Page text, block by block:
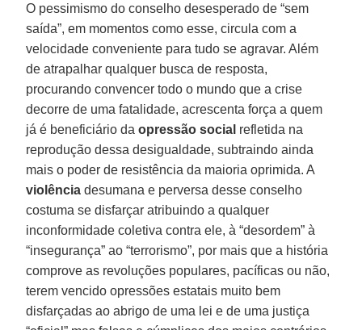
O pessimismo do conselho desesperado de “sem
saída”, em momentos como esse, circula com a
velocidade conveniente para tudo se agravar. Além
de atrapalhar qualquer busca de resposta,
procurando convencer todo o mundo que a crise
decorre de uma fatalidade, acrescenta força a quem
já é beneficiário daopressão social refletida na
reprodução dessa desigualdade, subtraindo ainda
mais o poder de resistência da maioria oprimida. A
violência desumana e perversa desse conselho
costuma se disfarçar atribuindo a qualquer
inconformidade coletiva contra ele, à “desordem” à
“insegurança” ao “terrorismo”, por mais que a história
comprove as revoluções populares, pacíficas ou não,
terem vencido opressões estatais muito bem
disfarçadas ao abrigo de uma lei e de uma justiça